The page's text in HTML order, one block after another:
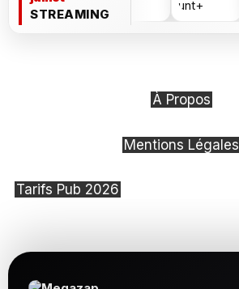
STREAMING
À Propos
Mentions Légales
Tarifs Pub 2026